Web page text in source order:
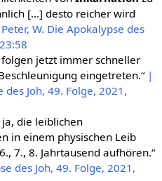
[…] desto reicher wird
W. Die Apokalypse des
folgen jetzt immer schneller
eingetreten.“ |
des Joh, 49. Folge, 2021,
die leiblichen
in einem physischen Leib
7., 8. Jahrtausend aufhören.“
des Joh, 49. Folge, 2021,